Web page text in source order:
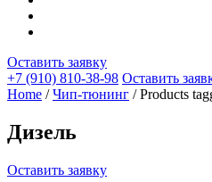
Оставить заявку
+7 (910) 810-38-98 Оставить
Home /Чип-тюнинг / Products
Дизель
Оставить заявку